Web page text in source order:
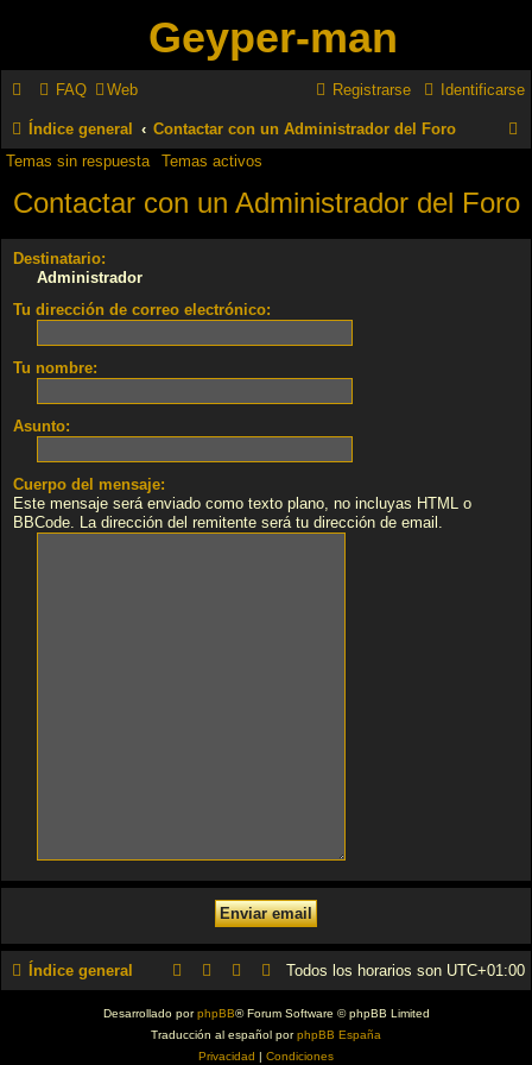
Geyper-man
FAQ Web Identificarse
Registrarse
Índice general Contactar con un Administrador del Foro
Temas sin respuesta Temas activos
Contactar con un Administrador del Foro
Destinatario:
Administrador
Tu dirección de correo electrónico:
Tu nombre:
Asunto:
Cuerpo del mensaje:
Este mensaje será enviado como texto plano, no incluyas HTML o
BBCode. La dirección del remitente será tu dirección de email.
Índice general Todos los horarios son UTC+01:00
Desarrollado porphpBB® Forum Software © phpBB Limited
Traducción al español porphpBB España
Privacidad | Condiciones